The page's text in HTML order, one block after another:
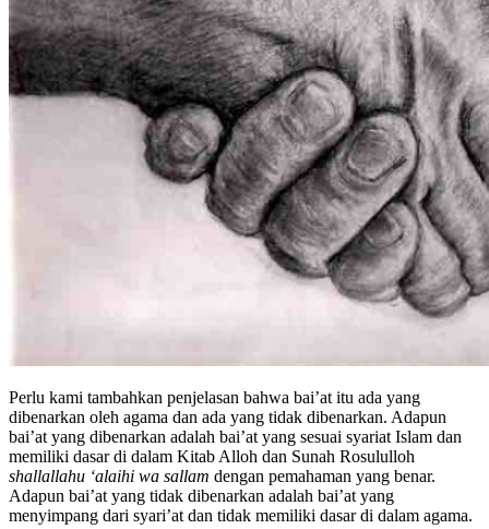
Perlu kami tambahkan penjelasan bahwa bai’at itu ada yang
dibenarkan oleh agama dan ada yang tidak dibenarkan. Adapun
bai’at yang dibenarkan adalah bai’at yang sesuai syariat Islam dan
memiliki dasar di dalam Kitab Alloh dan Sunah Rosululloh
shallallahu ‘alaihi wa sallamdengan pemahaman yang benar.
Adapun bai’at yang tidak dibenarkan adalah bai’at yang